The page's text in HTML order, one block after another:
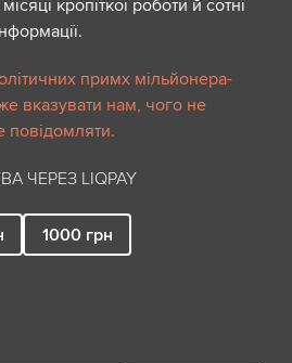
кропіткої роботи й сотні
примх мільйонера-
вказувати нам, чого не
повідомляти.
ЧЕРЕЗ LIQPAY
1000 грн